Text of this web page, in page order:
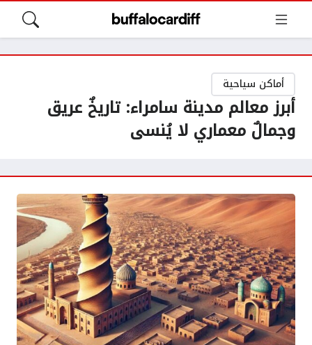
أماكن سياحية
أبرز معالم مدينة سامراء: تاريخٌ عريق
وجمالٌ معماري لا يُنسى